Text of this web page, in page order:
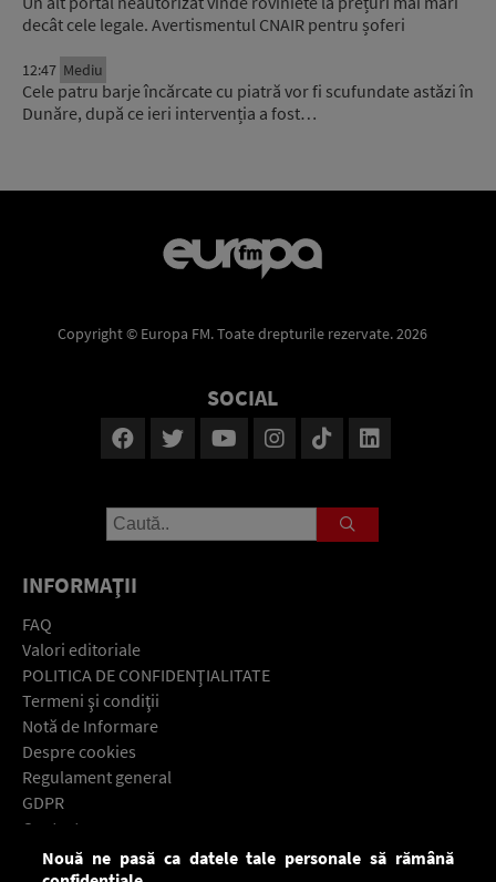
decât cele legale. Avertismentul CNAIR pentru șoferi
12:47 Mediu
Cele patru barje încărcate cu piatră vor fi scufundate astăzi în
Dunăre, după ce ieri intervenția a fost…
Copyright © Europa FM. Toate drepturile rezervate. 2026
SOCIAL
INFORMAŢII
FAQ
Valori editoriale
POLITICA DE CONFIDENŢIALITATE
Termeni şi condiţii
Notă de Informare
Despre cookies
Regulament general
GDPR
Contact
Descarcă gratuit aplicaţia Europa FM pentru smartphone:
Nouă ne pasă ca datele tale personale să rămână